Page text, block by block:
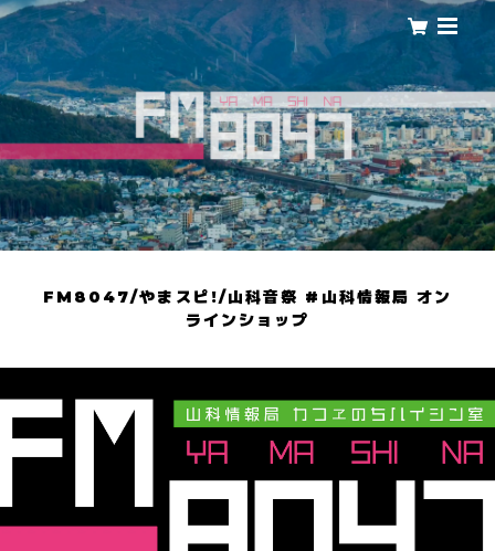
FM8047/やまスピ!/山科音祭 #山科情報局 オン
ラインショップ